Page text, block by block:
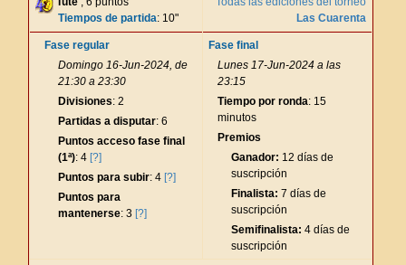
Tiempos de partida: 10"
Las Cuarenta
Fase regular
Domingo 16-Jun-2024, de
21:30 a 23:30
Divisiones: 2
Partidas a disputar: 6
Puntos acceso fase final
(1ª): 4 [?]
Puntos para subir: 4 [?]
Puntos para
mantenerse: 3 [?]
Fase final
Lunes 17-Jun-2024 a las
23:15
Tiempo por ronda: 15
minutos
Premios
Ganador: 12 días de
suscripción
Finalista: 7 días de
suscripción
Semifinalista: 4 días de
suscripción